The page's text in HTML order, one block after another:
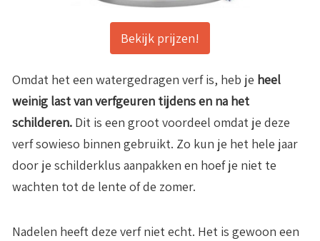
Bekijk prijzen!
Omdat het een watergedragen verf is, heb je heel
weinig last van verfgeuren tijdens en na het
schilderen. Dit is een groot voordeel omdat je deze
verf sowieso binnen gebruikt. Zo kun je het hele jaar
door je schilderklus aanpakken en hoef je niet te
wachten tot de lente of de zomer.
Nadelen heeft deze verf niet echt. Het is gewoon een